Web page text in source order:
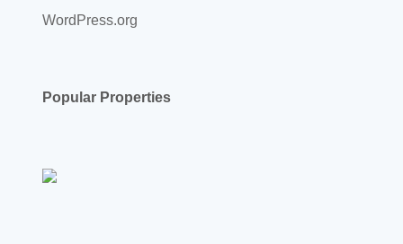
WordPress.org
Popular Properties